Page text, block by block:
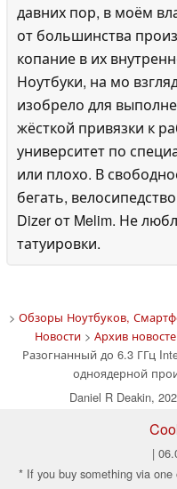
давних пор, в моём
от большинства
копание в их
Ноутбуки, на мо
изобрело для
жёсткой привязки к
университет по
или плохо. В
бегать,
Dizer от Melim. Не
татуировки.
> Обзоры Ноутбуков,
Новости > Архив
Разогнанный до 6.3 ГГц
одноядерной
Daniel R Deakin,
|
* If you buy something via